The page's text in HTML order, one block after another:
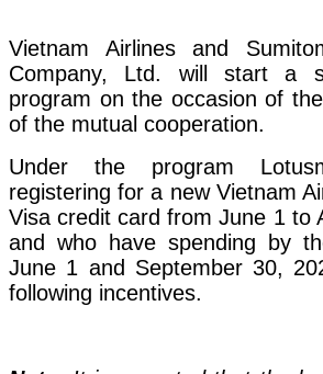
Vietnam Airlines and
Company, Ltd. will start a
program on the occasion of
of the mutual cooperation.
Under the program
registering for a new Vietnam
Visa credit card from June 1 to
and who have spending by
June 1 and September 30,
following incentives.